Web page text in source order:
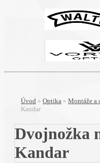
Úvod » Optika » Montáže a
Kandar
Dvojnožka
Kandar